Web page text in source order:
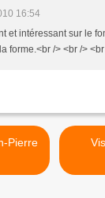
16:54
et intéressant sur le
forme.<br /> <br />